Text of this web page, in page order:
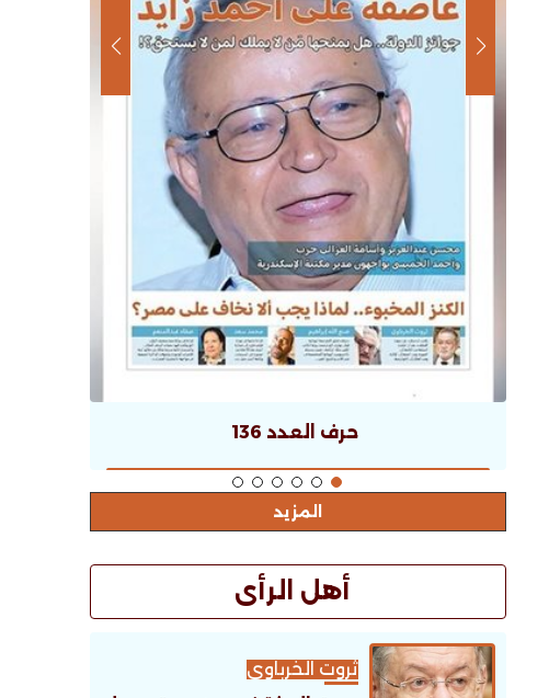
حرف العدد 136
المزيد
أهل الرأى
ثروت الخرباوى